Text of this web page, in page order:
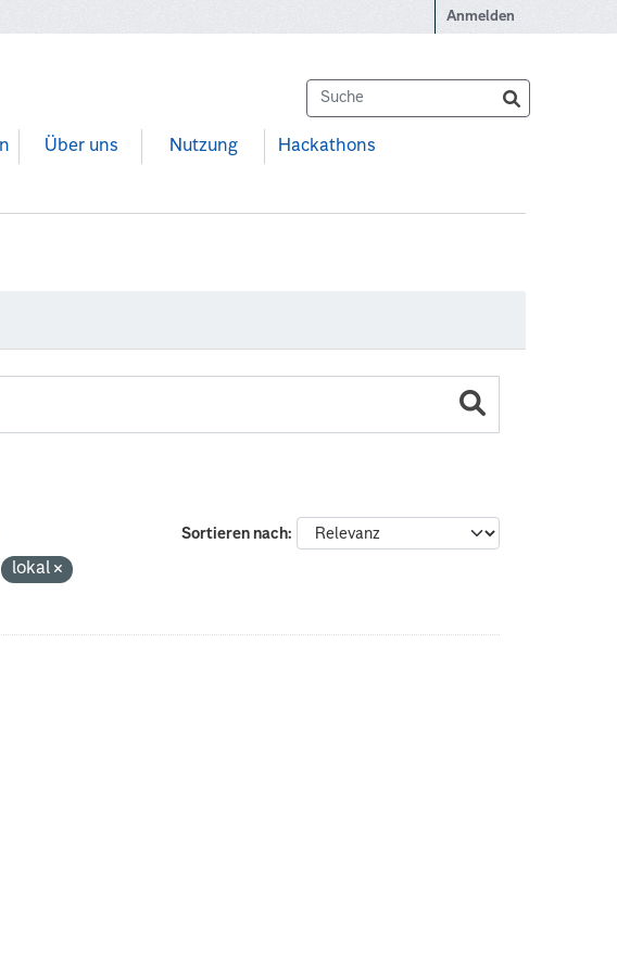
Anmelden
Über uns Nutzung Hackathons
Sortieren nach
lokal